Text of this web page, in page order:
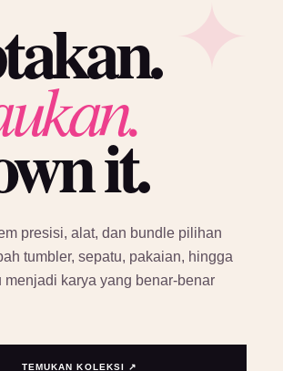
it.
presisi, alat, dan bundle pilihan
tumbler, sepatu, pakaian, hingga
menjadi karya yang benar-benar
TEMUKAN KOLEKSI ↗